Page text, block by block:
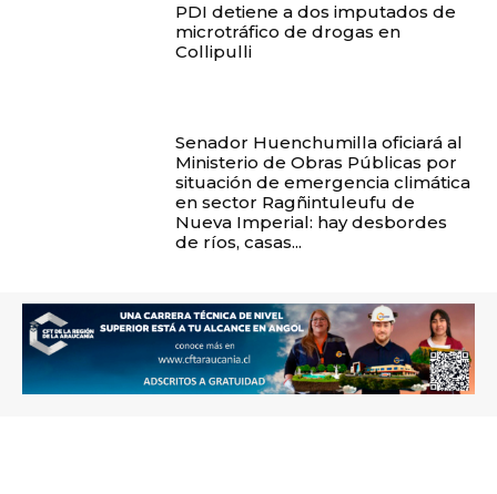
PDI detiene a dos imputados de
microtráfico de drogas en
Collipulli
Senador Huenchumilla oficiará al
Ministerio de Obras Públicas por
situación de emergencia climática
en sector Ragñintuleufu de
Nueva Imperial: hay desbordes
de ríos, casas...